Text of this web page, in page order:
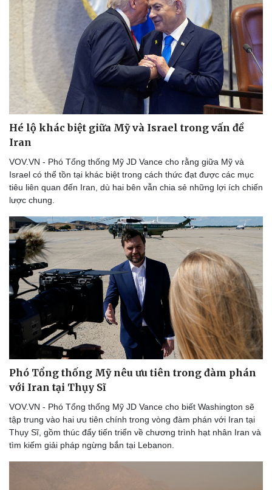
Hé lộ khác biệt giữa Mỹ và Israel trong vấn đề
Iran
VOV.VN - Phó Tổng thống Mỹ JD Vance cho rằng giữa Mỹ và
Israel có thể tồn tại khác biệt trong cách thức đạt được các mục
tiêu liên quan đến Iran, dù hai bên vẫn chia sẻ những lợi ích chiến
lược chung.
Phó Tổng thống Mỹ nêu ưu tiên trong đàm phán
với Iran tại Thụy Sĩ
VOV.VN - Phó Tổng thống Mỹ JD Vance cho biết Washington sẽ
tập trung vào hai ưu tiên chính trong vòng đàm phán với Iran tại
Thụy Sĩ, gồm thúc đẩy tiến triển về chương trình hạt nhân Iran và
tìm kiếm giải pháp ngừng bắn tại Lebanon.